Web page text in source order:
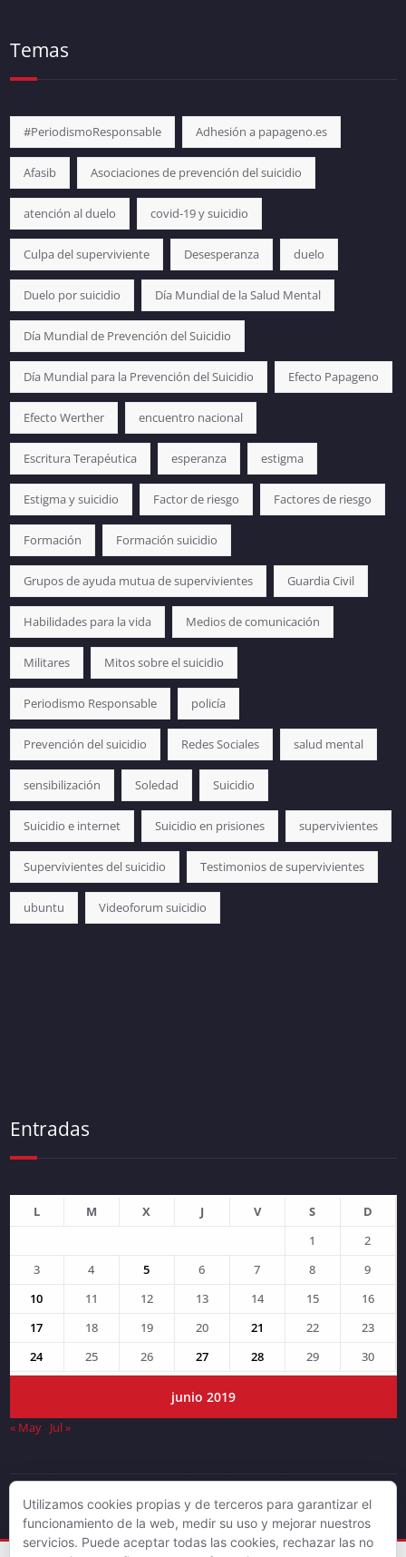
Temas
#PeriodismoResponsable Adhesión a papageno.es
Afasib Asociaciones de prevención del suicidio
atención al duelo covid-19 y suicidio
Culpa del superviviente Desesperanza duelo
Duelo por suicidio Día Mundial de la Salud Mental
Día Mundial de Prevención del Suicidio
Día Mundial para la Prevención del Suicidio Efecto Papageno
Efecto Werther encuentro nacional
Escritura Terapéutica esperanza estigma
Estigma y suicidio Factor de riesgo Factores de riesgo
Formación Formación suicidio
Grupos de ayuda mutua de supervivientes Guardia Civil
Habilidades para la vida Medios de comunicación
Militares Mitos sobre el suicidio
Periodismo Responsable policía
Prevención del suicidio Redes Sociales salud mental
sensibilización Soledad Suicidio
Suicidio e internet Suicidio en prisiones supervivientes
Supervivientes del suicidio Testimonios de supervivientes
ubuntu Videoforum suicidio
Entradas
junio 2019
L M X J V S
D
1
2
3
4 5 6 7 8
9
10
11 12 13 14 15
16
17
18 19 20 21 22
23
24
25 26 27 28 29 30
« May Jul »
© DJLV 2019
Utilizamos cookies propias y de terceros para garantizar el
funcionamiento de la web, medir su uso y mejorar nuestros
servicios. Puede aceptar todas las cookies, rechazar las no